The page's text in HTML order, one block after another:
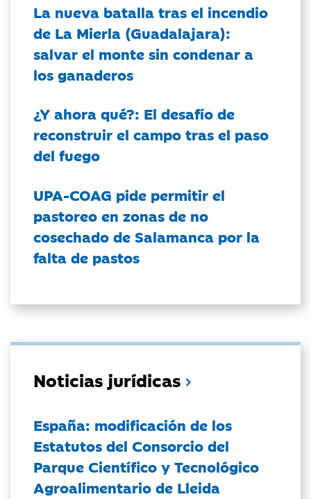
La nueva batalla tras el incendio
de La Mierla (Guadalajara):
salvar el monte sin condenar a
los ganaderos
¿Y ahora qué?: El desafío de
reconstruir el campo tras el paso
del fuego
UPA-COAG pide permitir el
pastoreo en zonas de no
cosechado de Salamanca por la
falta de pastos
Noticias jurídicas
España: modificación de los
Estatutos del Consorcio del
Parque Científico y Tecnológico
Agroalimentario de Lleida